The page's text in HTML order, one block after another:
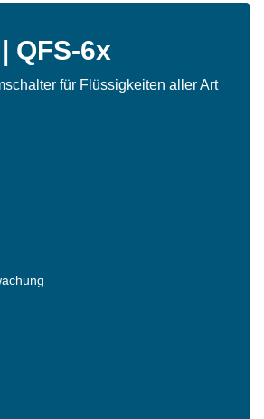
QFS-6x
für Flüssigkeiten aller Art